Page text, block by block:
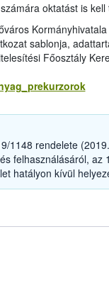
oktatást is kell
sablonja,
Főosztály
1148 rendelete
felhasználásáról, az
hatályon kívül